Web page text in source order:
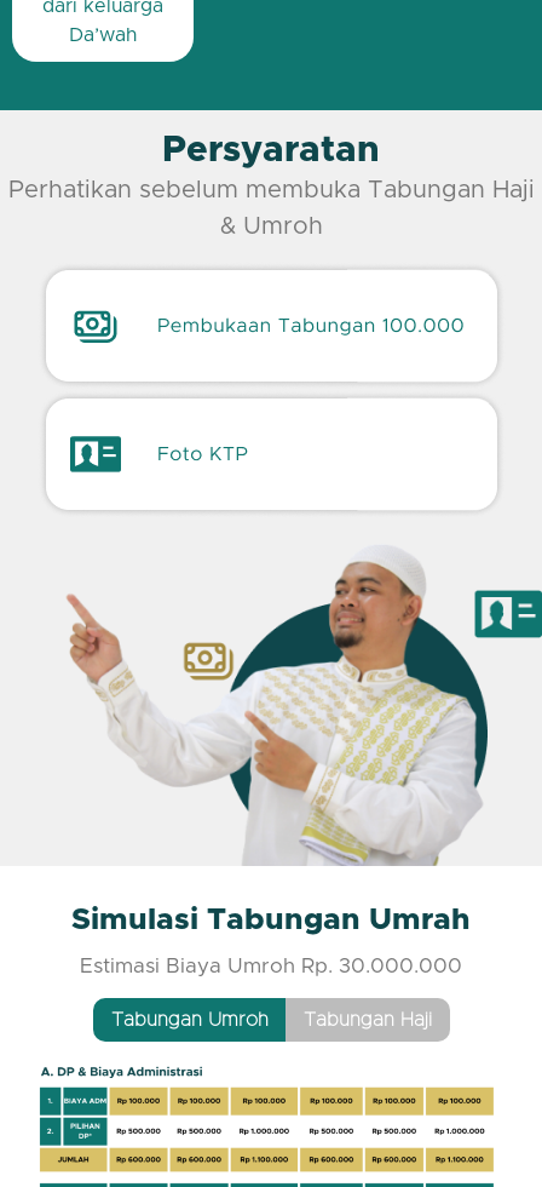
dari keluarga
Da’wah
Persyaratan
Perhatikan sebelum membuka Tabungan Haji
& Umroh
Simulasi Tabungan Umrah
Estimasi Biaya Umroh Rp. 30.000.000
Tabungan Umroh Tabungan Haji